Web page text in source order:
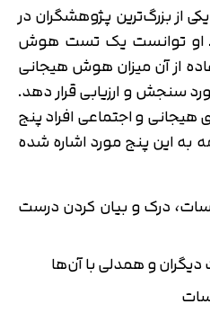
از بزرگ‌ترین پژوهشگران در
او توانست یک تست هوش
از آن میزان هوش هیجانی
سنجش و ارزیابی قرار دهد.
هیجانی و اجتماعی افراد پنج
به این پنج مورد اشاره شده
درک و بیان کردن درست
و همدلی با آن‌ها